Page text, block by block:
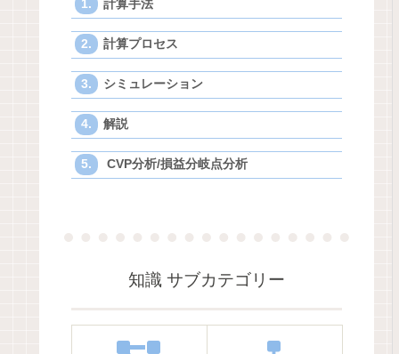
計算手法
計算プロセス
シミュレーション
解説
CVP分析/損益分岐点分析
知識 サブカテゴリー